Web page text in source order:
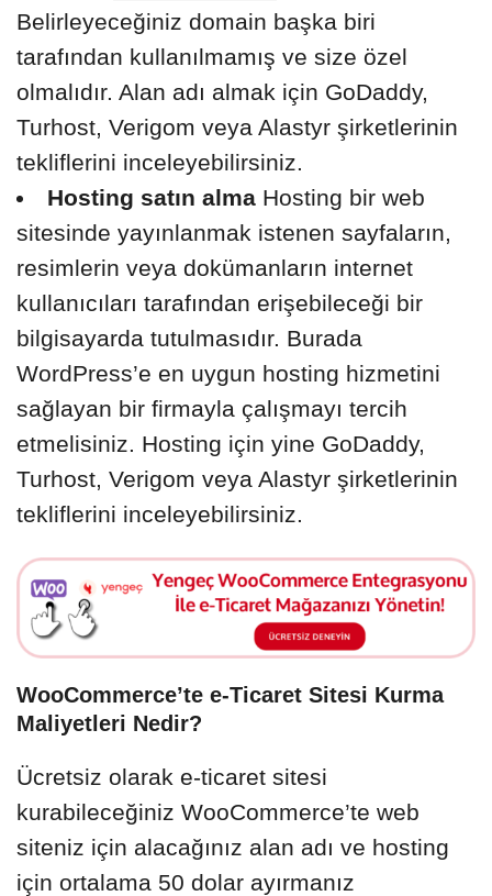
Belirleyeceğiniz domain başka biri
tarafından kullanılmamış ve size özel
olmalıdır. Alan adı almak için GoDaddy,
Turhost, Verigom veya Alastyr şirketlerinin
tekliflerini inceleyebilirsiniz.
Hosting satın alma Hosting bir web
sitesinde yayınlanmak istenen sayfaların,
resimlerin veya dokümanların internet
kullanıcıları tarafından erişebileceği bir
bilgisayarda tutulmasıdır. Burada
WordPress’e en uygun hosting hizmetini
sağlayan bir firmayla çalışmayı tercih
etmelisiniz. Hosting için yine GoDaddy,
Turhost, Verigom veya Alastyr şirketlerinin
tekliflerini inceleyebilirsiniz.
WooCommerce’te e-Ticaret Sitesi Kurma
Maliyetleri Nedir?
Ücretsiz olarak e-ticaret sitesi
kurabileceğiniz WooCommerce’te web
siteniz için alacağınız alan adı ve hosting
için ortalama 50 dolar ayırmanız